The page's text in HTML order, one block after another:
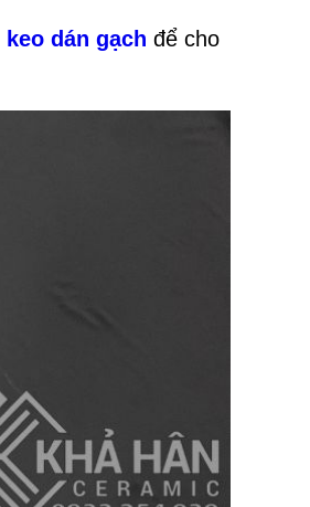
keo dán gạch để cho